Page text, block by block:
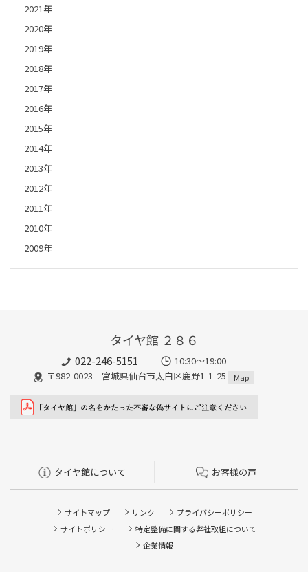
2021年
2020年
2019年
2018年
2017年
2016年
2015年
2014年
2013年
2012年
2011年
2010年
2009年
タイヤ館 ２８６
022-246-5151
10:30～19:00
〒982-0023 宮城県仙台市太白区鹿野1-1-25
Map
タイヤ館について お客様の声
サイトマップ リンク
プライバシーポリシー
サイトポリシー
特定整備に関する弊社取組について
企業情報